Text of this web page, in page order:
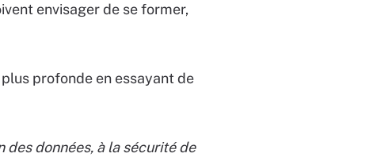
envisager de se former,
profonde en essayant de
des données, à la sécurité de